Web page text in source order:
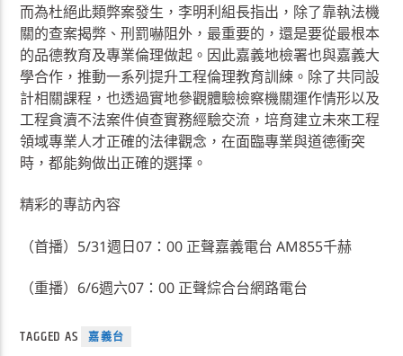
而為杜絕此類弊案發生，李明利組長指出，除了靠執法機
關的查案揭弊、刑罰嚇阻外，最重要的，還是要從最根本
的品德教育及專業倫理做起。因此嘉義地檢署也與嘉義大
學合作，推動一系列提升工程倫理教育訓練。除了共同設
計相關課程，也透過實地參觀體驗檢察機關運作情形以及
工程貪瀆不法案件偵查實務經驗交流，培育建立未來工程
領域專業人才正確的法律觀念，在面臨專業與道德衝突
時，都能夠做出正確的選擇。
精彩的專訪內容
（首播）5/31週日07：00 正聲嘉義電台 AM855千赫
（重播）6/6週六07：00 正聲綜合台網路電台
TAGGED AS 嘉義台